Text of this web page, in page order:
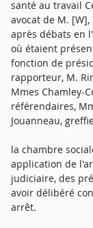
santé au travail
avocat de M.
après débats en
où étaient
fonction de
rapporteur, M.
Mmes Chamley-
référendaires,
Jouanneau,
la chambre
application de
judiciaire, des
avoir délibéré
arrêt.